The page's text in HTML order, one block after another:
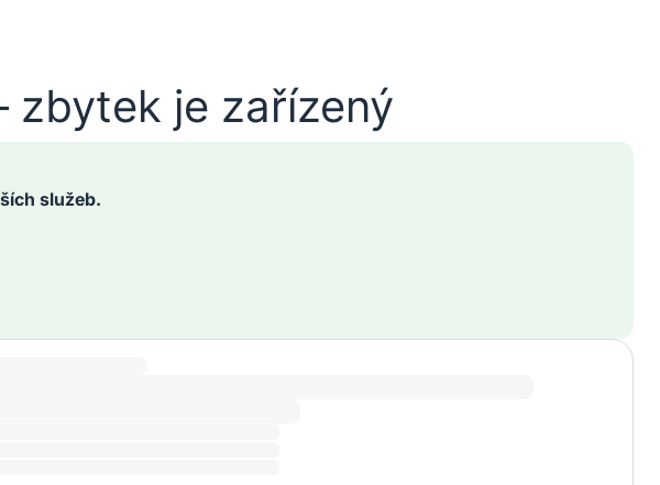
zbytek je zařízený
služeb.